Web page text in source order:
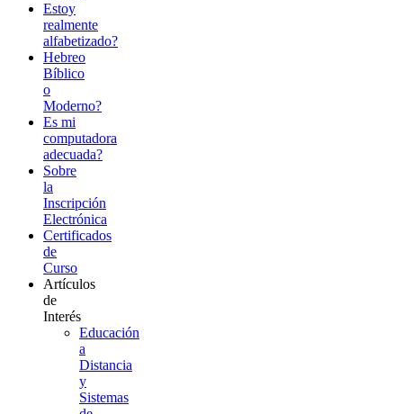
Estoy
realmente
alfabetizado?
Hebreo
Bíblico
o
Moderno?
Es mi
computadora
adecuada?
Sobre
la
Inscripción
Electrónica
Certificados
de
Curso
Artículos
de
Interés
Educación
a
Distancia
y
Sistemas